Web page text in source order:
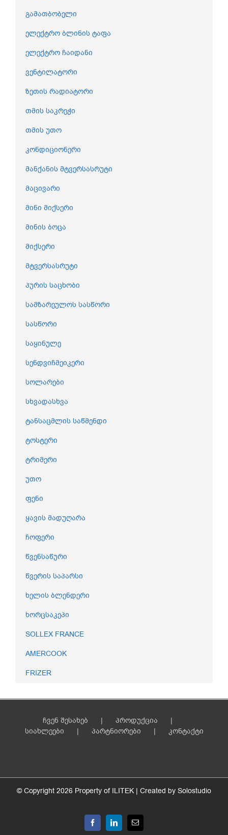
გამათბობელი
ელექტრო ბლინის ტაფა
ელექტრო ჩაიდანი
ვენტილატორი
ზეთის რადიატორი
თმის საკრეჭი
თმის უთო
კონდიციონერი
მანქანის მტვერსასრუტი
მაცივარი
მინი მიქსერი
მინის ბოცა
მიქსერი
მტვერსასრუტი
პურის საცხობი
სამზარეულოს სასწორი
სასწორი
საყინულე
სენდვიჩმეიკერი
სოლარები
სხვადასხვა
ტანსაცმლის საწმენდი
ტოსტერი
ტრიმერი
უთო
ფენი
ყავის მადუღარა
ჩოფერი
წვენსაწური
წვერის საპარსი
ხელის ბლენდერი
ხორცსაკეპი
SOLLEX FRANCE
AMERCOOK
FRIZER
ჩვენ შესახებ
პროდუქცია
სიახლეები
პარტნიორები კონტაქტი
© Copyright 2026 Property of ILITEK | Created by Solostudio
FacebookLinkedInEmail